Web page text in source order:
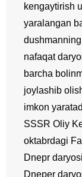
kengaytirish
yaralangan
nafaqat
barcha
joylashib
imkon
SSSR Oliy
oktabrdagi
Dnepr
Dneper